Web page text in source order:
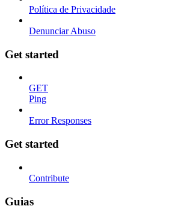
Política de Privacidade
Denunciar Abuso
Get started
GET
Ping
Error Responses
Get started
Contribute
Guias